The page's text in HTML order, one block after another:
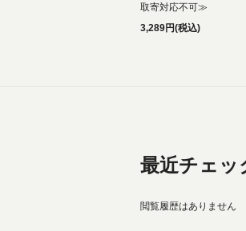
取寄対応不可≫
3,289円(税込)
最近チェッ
閲覧履歴はありません